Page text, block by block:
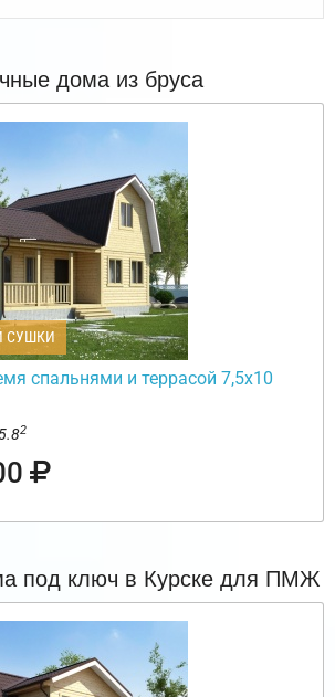
дома из бруса
СУШКИ
спальнями и террасой 7,5х10
2
под ключ в Курске для ПМЖ